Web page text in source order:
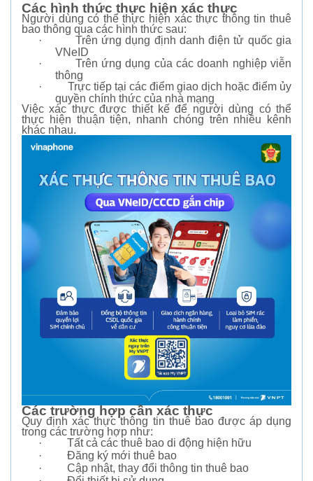
Các hình thức thực hiện xác thực
Người dùng có thể thực hiện xác thực thông tin thuê
bao thông qua các hình thức sau:
·
Trên ứng dụng định danh điện tử quốc gia
VNeID
·
Trên ứng dụng của các doanh nghiệp viễn
thông
·
Trực tiếp tại các điểm giao dịch hoặc điểm ủy
quyền chính thức của nhà mạng
Việc xác thực được thiết kế để người dùng có thể
thực hiện thuận tiện, nhanh chóng trên nhiều kênh
khác nhau.
Các trường hợp cần xác thực
Quy định xác thực thông tin thuê bao được áp dụng
trong các trường hợp như:
·
Tất cả các thuê bao di động hiện hữu
·
Đăng ký mới thuê bao
·
Cập nhật, thay đổi thông tin thuê bao